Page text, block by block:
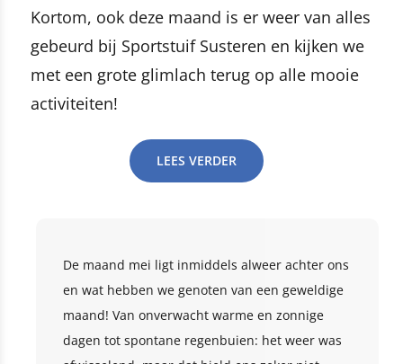
Kortom, ook deze maand is er weer van alles
gebeurd bij Sportstuif Susteren en kijken we
met een grote glimlach terug op alle mooie
activiteiten!
LEES VERDER
De maand mei ligt inmiddels alweer achter ons
en wat hebben we genoten van een geweldige
maand! Van onverwacht warme en zonnige
dagen tot spontane regenbuien: het weer was